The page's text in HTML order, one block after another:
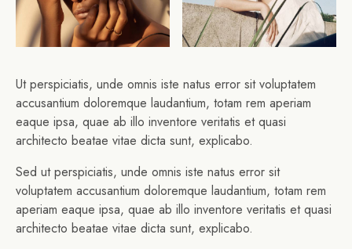
Ut perspiciatis, unde omnis iste natus error sit voluptatem
accusantium doloremque laudantium, totam rem aperiam
eaque ipsa, quae ab illo inventore veritatis et quasi
architecto beatae vitae dicta sunt, explicabo.
Sed ut perspiciatis, unde omnis iste natus error sit
voluptatem accusantium doloremque laudantium, totam rem
aperiam eaque ipsa, quae ab illo inventore veritatis et quasi
architecto beatae vitae dicta sunt, explicabo.